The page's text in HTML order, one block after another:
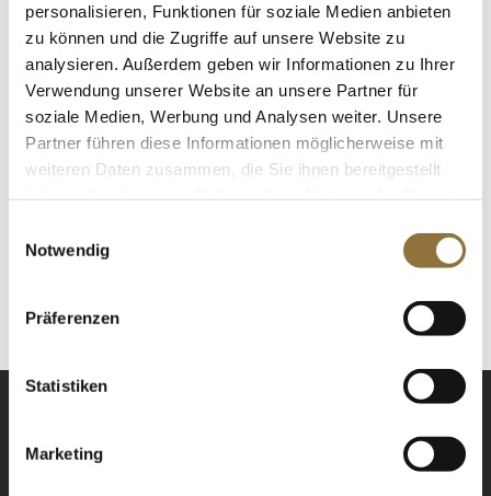
personalisieren, Funktionen für soziale Medien anbieten
zu können und die Zugriffe auf unsere Website zu
analysieren. Außerdem geben wir Informationen zu Ihrer
Verwendung unserer Website an unsere Partner für
soziale Medien, Werbung und Analysen weiter. Unsere
Partner führen diese Informationen möglicherweise mit
weiteren Daten zusammen, die Sie ihnen bereitgestellt
Notwendig
Präferenzen
Statistiken
Marketing
LEBENSMITTELKENNZEICHNUNGEN
2020er "Felix Tradition" Rotwein,
trocken, 14,5 % vol., St. Eugene, 750 ml
Art.Nr.:69358
€ 17,27*/ Liter